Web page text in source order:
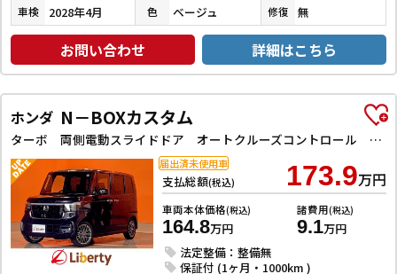
車検 2028年4月 色 ベージュ 修復 無
お問い合わせ 詳細はこちら
ホンダ N－BOXカスタム
ターボ 両側電動スライドドア オートクルーズコントロール オートライト スマートキー 電動格納ミラー シートヒーター ベンチシート CVT ESC チップアップシート アルミホイール エアコン
支払総額(税込) 173.9万円
車両本体価格(税込)
164.8万円
諸費用(税込)
9.1万円
法定整備：整備無
保証付 (1ヶ月・1000km )
届出済未使用車